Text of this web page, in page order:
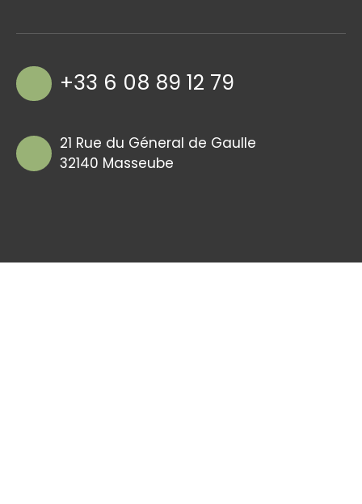
+33 6 08 89 12 79
21 Rue du Géneral de Gaulle
32140 Masseube